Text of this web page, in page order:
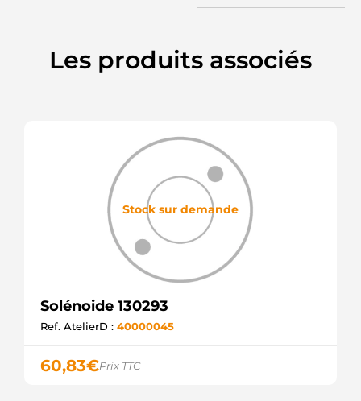
ZM
Les produits associés
Stock sur demande
Solénoide 130293
Ref. AtelierD : 40000045
60,83€Prix TTC